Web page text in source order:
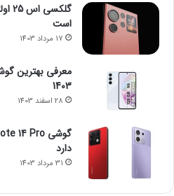
است
17 مرداد 1403
1403
28 اسفند 1403
دارد
31 مرداد 1403